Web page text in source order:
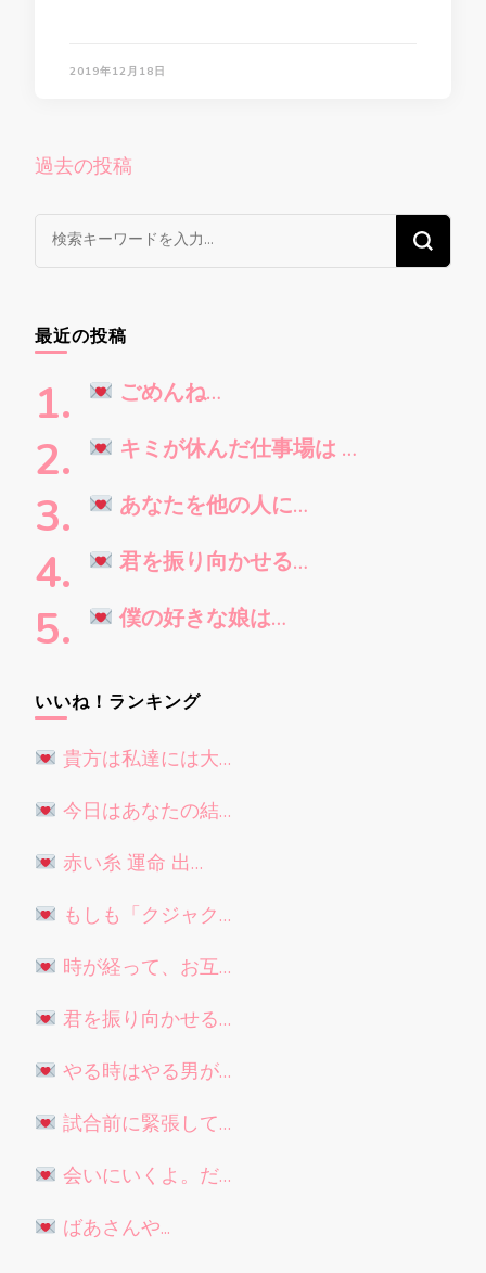
2019年12月18日
投
ナ
ビ
ー
シ
ョ
ン
過去の投稿
な
に
お
探
し
で
す
か
?
最近の投稿
ごめんね…
キミが休んだ仕事場は …
あなたを他の人に…
君を振り向かせる…
僕の好きな娘は…
いいね！ランキング
貴方は私達には大…
今日はあなたの結…
赤い糸 運命 出…
もしも「クジャク…
時が経って、お互…
君を振り向かせる…
やる時はやる男が…
試合前に緊張して…
会いにいくよ。だ…
ばあさんや...